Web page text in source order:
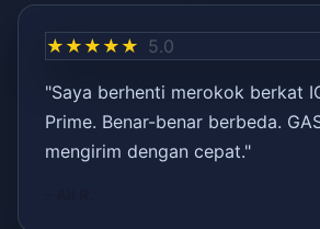
★★★★★ 5.0
"Saya berhenti merokok berkat
Prime. Benar-benar berbeda.
mengirim dengan cepat."